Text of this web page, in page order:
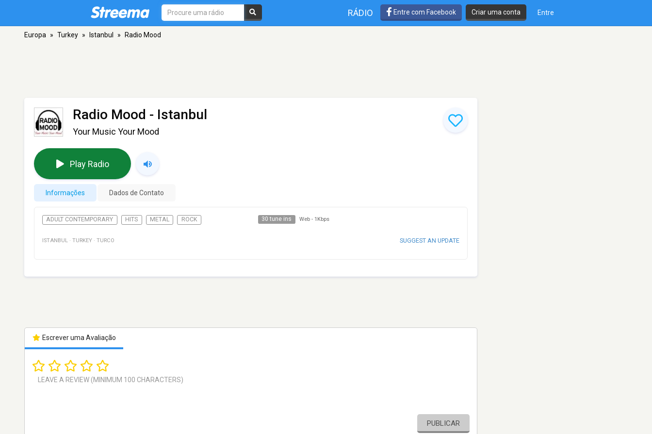
RÁDIO Entre com Facebook Criar uma conta Entre
Europa » Turkey » Istanbul » Radio Mood
Radio Mood - Istanbul
Your Music Your Mood
Play Radio
Informações Dados de Contato
ADULT CONTEMPORARY HITS METAL ROCK 30 tune ins Web - 1Kbps
ISTANBUL · TURKEY · TURCO SUGGEST AN UPDATE
Escrever uma Avaliação
PUBLICAR